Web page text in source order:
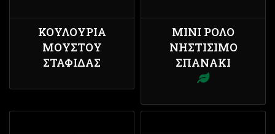
ΚΟΥΛΟΎΡΙΑ
ΜΟΎΣΤΟΥ
ΣΤΑΦΊΔΑΣ
ΜΊΝΙ ΡΟΛΌ
ΝΗΣΤΊΣΙΜΟ
ΣΠΑΝΆΚΙ